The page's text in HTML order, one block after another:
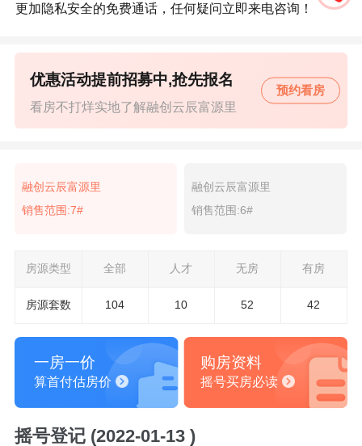
更加隐私安全的免费通话，任何疑问立即来电咨询！
看房不打烊实地了解融创云辰富源里
优惠活动提前招募中,抢先报名
预约看房
融创云辰富源里
销售范围:7#
融创云辰富源里
销售范围:6#
房源类型 全部 人才 无房 有房
房源套数 104 10 52 42
一房一价
算首付估房价
购房资料
摇号买房必读
摇号登记 (2022-01-13 )